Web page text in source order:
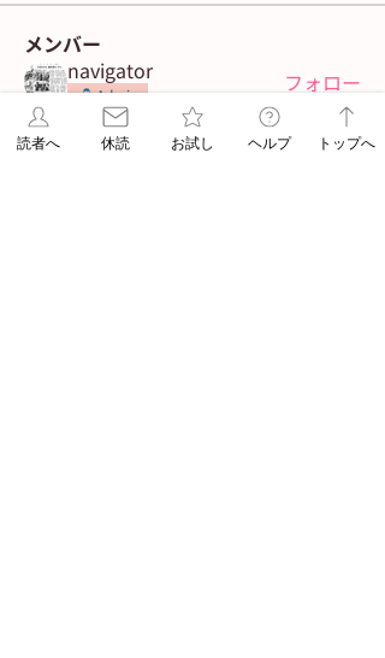
メンバー
navigator
Admin
フォロー
ASA jiyugaoka
Admin
フォロー
読者へ 休読 お試し ヘルプ トップへ